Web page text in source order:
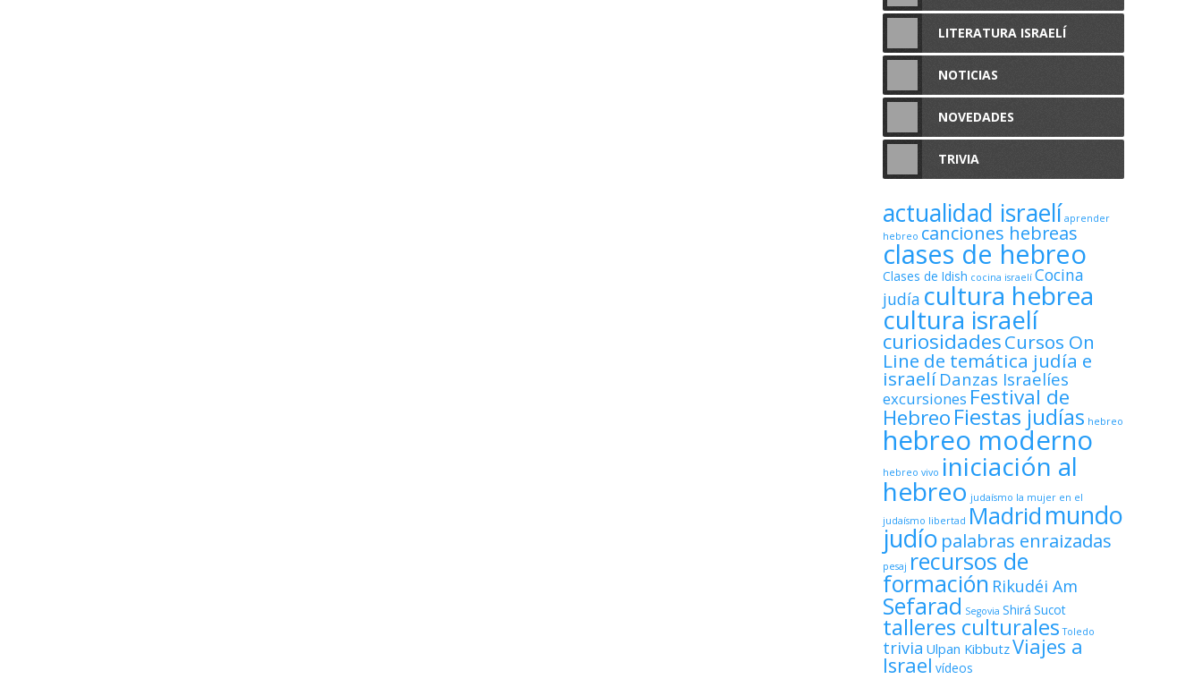
LITERATURA ISRAELÍ
NOTICIAS
NOVEDADES
TRIVIA
actualidad israelí aprender
hebreo canciones hebreas
clases de hebreo
Clases de Idish cocina israelí Cocina
judía cultura hebrea
cultura israelí
curiosidadesCursos On
Line de temática judía e
israelí Danzas Israelíes
excursiones Festival de
HebreoFiestas judías hebreo
hebreo moderno
hebreo vivo iniciación al
hebreo judaísmo la mujer en el
judaísmo libertad Madrid mundo
judío palabras enraizadas
pesaj recursos de
formación Rikudéi Am
Sefarad Segovia Shirá Sucot
talleres culturales Toledo
trivia Ulpan KibbutzViajes a
Israel vídeos